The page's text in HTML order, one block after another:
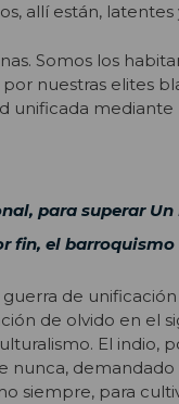
allí están, latentes
Somos los
nuestras elites
unificada
para superar Un
fin, el barroquismo
de
de olvido en el
El indio,
nunca,
siempre, para